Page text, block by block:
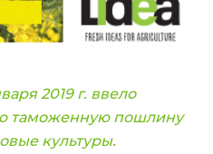
2019 г. ввело
таможенную пошлину
культуры.